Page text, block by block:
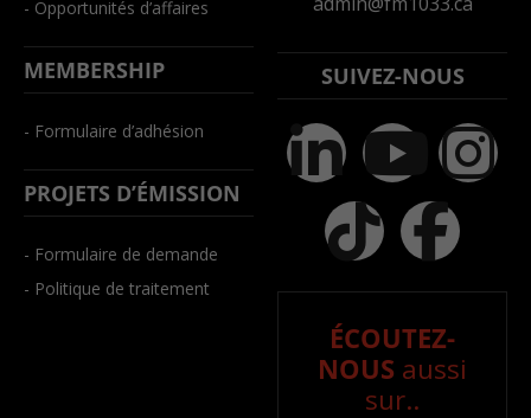
- Opportunités d’affaires
MEMBERSHIP
- Formulaire d’adhésion
PROJETS D’ÉMISSION
- Formulaire de demande
- Politique de traitement
SUIVEZ-NOUS
ÉCOUTEZ-
NOUS aussi
sur..